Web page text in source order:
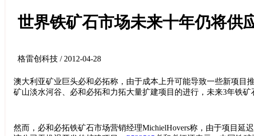
世界铁矿石市场未来十年仍将供
格雷创科技 / 2012-04-28
澳大利亚矿业巨头必和必拓称，由于成本上升可能导致一些新项目
矿山淡水河谷、必和必拓和力拓大量扩建项目的进行，未来3年铁
然而，必和必拓铁矿石市场营销经理MichielHovers称，由于项目